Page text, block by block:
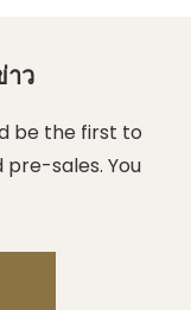
าว
be the first to
sales. You